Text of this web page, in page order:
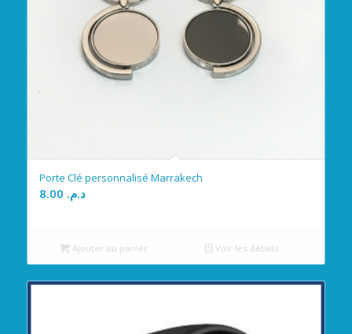
Porte Clé personnalisé Marrakech
د.م.
Ajouter au panier Voir les détails